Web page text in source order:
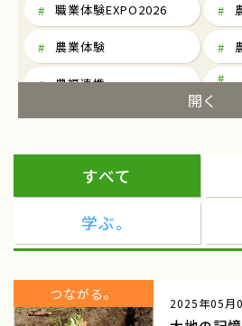
職業体験EXPO2026
農業体験
農福連携
東京
ツアー
農泊
民俗芸能
都市農業
すべて
学ぶ。
つながる。
2025年05月